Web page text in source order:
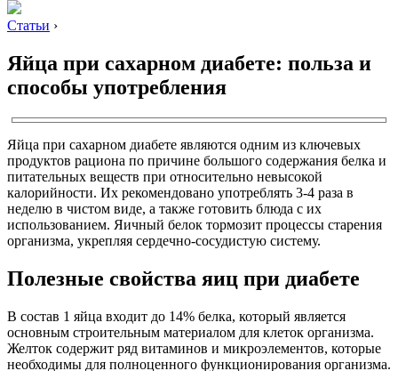
Статьи ›
Яйца при сахарном диабете: польза и
способы употребления
Яйца при сахарном диабете являются одним из ключевых
продуктов рациона по причине большого содержания белка и
питательных веществ при относительно невысокой
калорийности. Их рекомендовано употреблять 3-4 раза в
неделю в чистом виде, а также готовить блюда с их
использованием. Яичный белок тормозит процессы старения
организма, укрепляя сердечно-сосудистую систему.
Полезные свойства яиц при диабете
В состав 1 яйца входит до 14% белка, который является
основным строительным материалом для клеток организма.
Желток содержит ряд витаминов и микроэлементов, которые
необходимы для полноценного функционирования организма.